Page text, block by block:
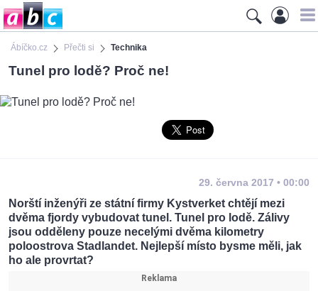
Ábíčko.cz Přečti si Technika
Tunel pro lodě? Proč ne!
29. června 2017 • 00:00
Norští inženýři ze státní firmy Kystverket chtějí mezi
dvěma fjordy vybudovat tunel. Tunel pro lodě. Zálivy
jsou odděleny pouze necelými dvěma kilometry
poloostrova Stadlandet. Nejlepší místo bysme měli, jak
ho ale provrtat?